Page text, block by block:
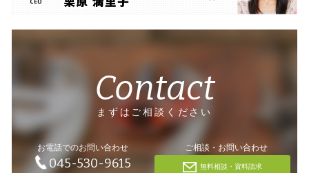
Contact
まずはご相談ください
お電話でのお問い合わせ
045-530-9615
ご相談・お問い合わせ
無料相談・資料請求